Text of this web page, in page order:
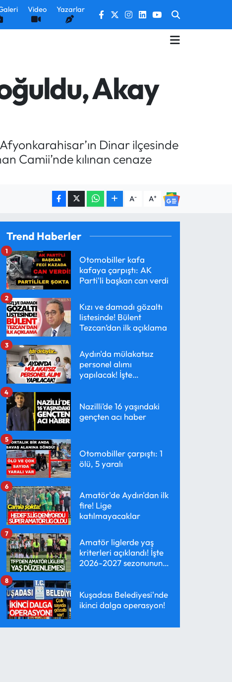
Video Yazarlar
Akay
Dinar ilçesinde
Camii’nde kılınan cenaze
A- A+
Trend Haberler
Otomobiller kafa
kafaya çarpıştı: AK
Parti'li başkan can verdi
1
Kızı ve damadı gözaltı
listesinde! Bülent
Tezcan’dan ilk açıklama
2
Aydın'da mülakatsız
personel alımı
yapılacak! İşte
3
Nazilli’de 16 yaşındaki
gençten acı haber
4
Otomobiller çarpıştı: 1
ölü, 5 yaralı
5
Amatör'de Aydın'dan ilk
fire! Lige
katılmayacaklar
6
Amatör liglerde yaş
kriterleri açıklandı! İşte
2026-2027 sezonunun
7
Kuşadası Belediyesi'nde
ikinci dalga operasyon!
8